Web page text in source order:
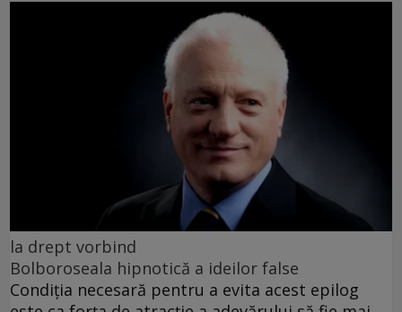
la drept vorbind
Bolboroseala hipnotică a ideilor false
Condiția necesară pentru a evita acest epilog